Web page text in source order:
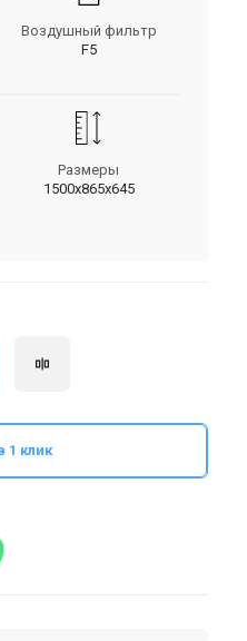
Воздушный фильтр
F5
Размеры
1500x865x645
1 клик